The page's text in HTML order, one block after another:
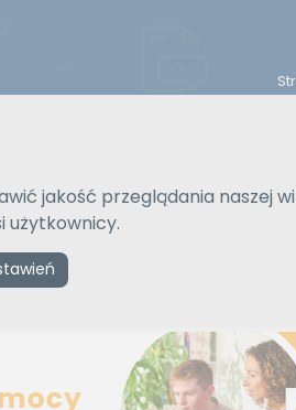
jakość przeglądania naszej
użytkownicy.
Typ tłumaczenia
Pisemne czy ustne